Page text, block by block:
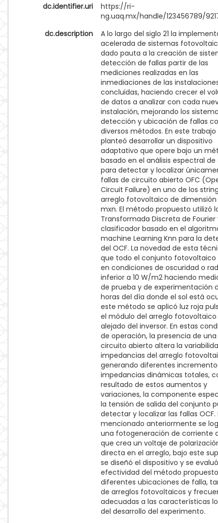
dc.identifier.uri
https://ri-
ng.uaq.mx/handle/123456789/
dc.description
A lo largo del siglo 21 la
acelerada de sistemas
dado pauta a la creación de
detección de fallas partir de las
mediciones realizadas en las
inmediaciones de las
concluidas, haciendo crecer el
de datos a analizar con cada
instalación, mejorando los
detección y ubicación de fallas
diversos métodos. En este trabajo
planteó desarrollar un dispositivo
adaptativo que opere bajo un
basado en el análisis espectral de
para detectar y localizar
fallas de circuito abierto OFC
Circuit Failure) en uno de los
arreglo fotovoltaico de dimensión
mxn. El método propuesto utilizó
Transformada Discreta de Fourier
clasificador basado en el
machine Learning Knn para la
del OCF. La novedad de esta
que todo el conjunto fotovoltaico
en condiciones de oscuridad o
inferior a 10 W/m2 haciendo
de prueba y de experimentación
horas del día donde el sol está
este método se aplicó luz roja
el módulo del arreglo
alejado del inversor. En estas
de operación, la presencia de
circuito abierto altera la
impedancias del arreglo
generando diferentes
impedancias dinámicas totales,
resultado de estos aumentos y
variaciones, la componente
la tensión de salida del conjunto
detectar y localizar las fallas OCF.
mencionado anteriormente se
una fotogeneración de corriente
que crea un voltaje de
directa en el arreglo, bajo este
se diseñó el dispositivo y se
efectividad del método
diferentes ubicaciones de falla,
de arreglos fotovoltaicos y
adecuadas a las características
del desarrollo del experimento.